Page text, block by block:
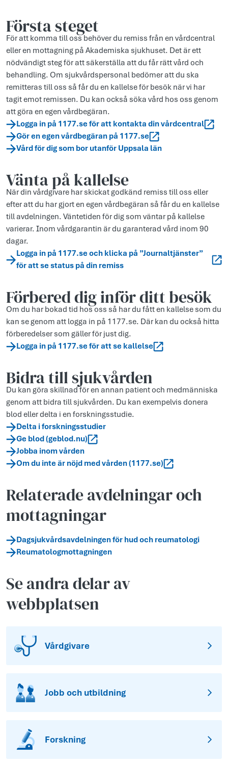
Första steget
För att komma till oss behöver du remiss från en vårdcentral
eller en mottagning på Akademiska sjukhuset. Det är ett
nödvändigt steg för att säkerställa att du får rätt vård och
behandling. Om sjukvårdspersonal bedömer att du ska
remitteras till oss så får du en kallelse för besök när vi har
tagit emot remissen. Du kan också söka vård hos oss genom
att göra en egen vårdbegäran.
Logga in på 1177.se för att kontakta din vårdcentral
Gör en egen vårdbegäran på 1177.se
Vård för dig som bor utanför Uppsala län
Vänta på kallelse
När din vårdgivare har skickat godkänd remiss till oss eller
efter att du har gjort en egen vårdbegäran så får du en kallelse
till avdelningen. Väntetiden för dig som väntar på kallelse
varierar. Inom vårdgarantin är du garanterad vård inom 90
dagar.
Logga in på 1177.se och klicka på ”Journaltjänster”
för att se status på din remiss
Förbered dig inför ditt besök
Om du har bokad tid hos oss så har du fått en kallelse som du
kan se genom att logga in på 1177.se. Där kan du också hitta
förberedelser som gäller för just dig.
Logga in på 1177.se för att se kallelse
Bidra till sjukvården
Du kan göra skillnad för en annan patient och medmänniska
genom att bidra till sjukvården. Du kan exempelvis donera
blod eller delta i en forskningsstudie.
Delta i forskningsstudier
Ge blod (geblod.nu)
Jobba inom vården
Om du inte är nöjd med vården (1177.se)
Relaterade avdelningar och
mottagningar
Dagsjukvårdsavdelningen för hud och reumatologi
Reumatologmottagningen
Se andra delar av
webbplatsen
Vårdgivare
Jobb och utbildning
Forskning